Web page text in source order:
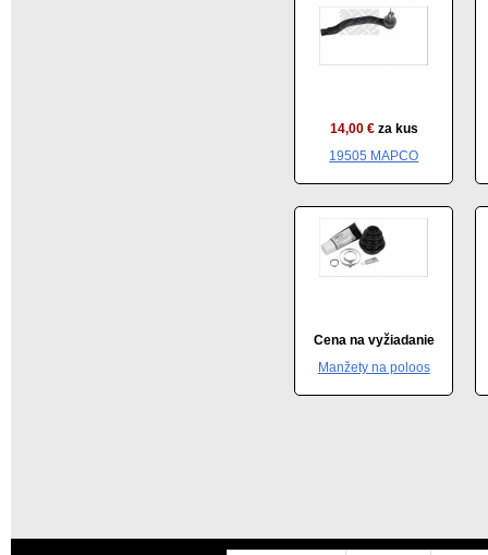
14,00 € za kus
19505 MAPCO
Cena na vyžiadanie
Manžety na poloos